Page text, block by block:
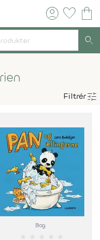
account_circle favorite shopping_bag
search
Filtrértune
Bog